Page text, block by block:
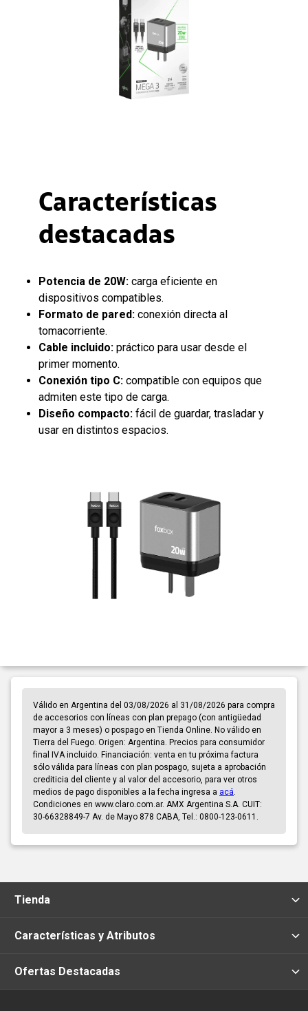
Características
destacadas
Potencia de 20W: carga eficiente en
dispositivos compatibles.
Formato de pared: conexión directa al
tomacorriente.
Cable incluido: práctico para usar desde el
primer momento.
Conexión tipo C: compatible con equipos que
admiten este tipo de carga.
Diseño compacto: fácil de guardar, trasladar y
usar en distintos espacios.
Válido en Argentina del 03/08/2026 al 31/08/2026 para compra
de accesorios con líneas con plan prepago (con antigüedad
mayor a 3 meses) o pospago en Tienda Online. No válido en
Tierra del Fuego. Origen: Argentina. Precios para consumidor
final IVA incluido. Financiación: venta en tu próxima factura
sólo válida para líneas con plan pospago, sujeta a aprobación
crediticia del cliente y al valor del accesorio, para ver otros
medios de pago disponibles a la fecha ingresa a acá
Condiciones en www.claro.com.ar. AMX Argentina S.A. CUIT:
30-66328849-7 Av. de Mayo 878 CABA, Tel.: 0800-123-0611.
Tienda
Características y Atributos
Ofertas Destacadas